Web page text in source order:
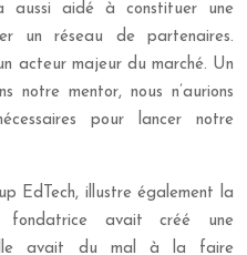
aussi aidé à constituer une
un réseau de partenaires.
acteur majeur du marché. Un
notre mentor, nous n’aurions
pour lancer notre
EdTech, illustre également la
fondatrice avait créé une
elle avait du mal à la faire